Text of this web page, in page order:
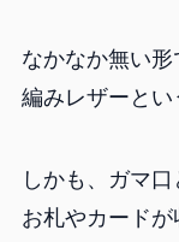
なかなか無い形
編みレザーとい
しかも、ガマ口
お札やカード